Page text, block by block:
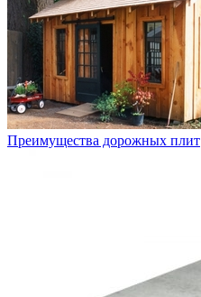
Преимущества дорожных плит